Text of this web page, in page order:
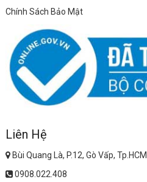
Chính Sách Bảo Mật
Liên Hệ
Bùi Quang Là, P.12, Gò Vấp, Tp.HCM
0908.022.408